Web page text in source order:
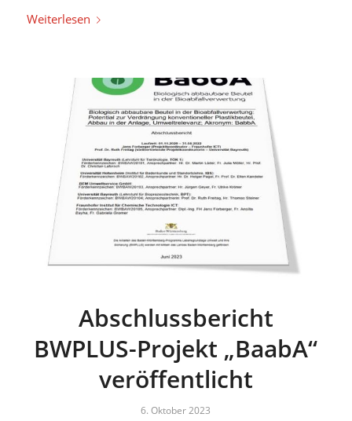
Weiterlesen
Abschlussbericht
BWPLUS-Projekt „BaabA“
veröffentlicht
6. Oktober 2023